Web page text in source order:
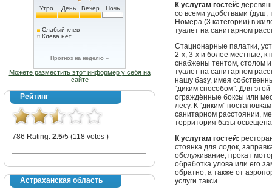
Утро День Вечер Ночь
Слабый клев
Клева нет
Прогноз на неделю »
Можете разместить этот информер у себя на
сайте
Рейтинг
786 Rating: 2.5/5 (118 votes )
Астраханская область
К услугам гостей:
со всеми удобствами (душ,
Номера (3 категории) в
туалет на санитарном
Стационарные палатки,
2-х, 3-х и более местные, к
снабжены тентом, столом
туалет на санитарном
нашу базу, имея
“диким способом”. Для
ограждённые боксы или
лесу. К “диким”
санитарном расстоянии,
территория базы
К услугам гостей:
стоянка для лодок,
обслуживание, прокат
обработка улова или его
обратно, а также от
услуги такси.